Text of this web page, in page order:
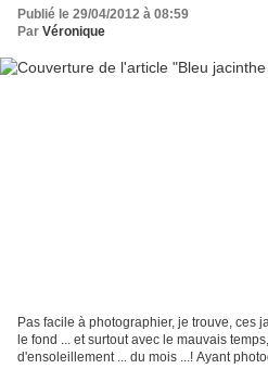
Publié le 29/04/2012 à 08:59
Par Véronique
Pas facile à photographier, je trouve, ces
le fond ... et surtout avec le mauvais
d'ensoleillement ... du mois ...! Ayant